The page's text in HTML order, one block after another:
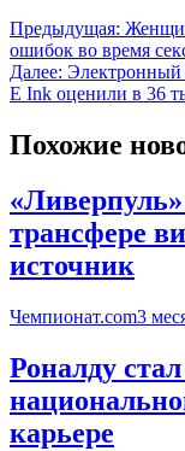
Предыдущая:
ошибок во время
Далее: Электронный
E Ink оценили в 36
Похожие
трансфере
источник
Чемпионат.com3
Роналду
карьере